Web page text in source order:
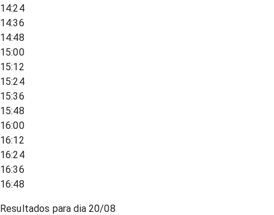
14:24
14:36
14:48
15:00
15:12
15:24
15:36
15:48
16:00
16:12
16:24
16:36
16:48
Resultados para dia20/08